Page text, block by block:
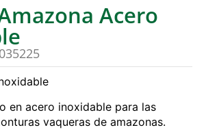
Acero
en acero inoxidable para las
vaqueras de amazonas.